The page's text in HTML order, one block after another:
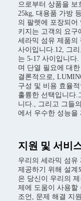
으로부터 상품을 보
25kg, 대용품 가방
의 팔렛에 포장되어
키지는 고객의 요구
세라믹 섬유 제품의
사이입니다.12, 그
는 5-17 사이입니다
며 단열 필요에 대
결론적으로,
구성 및 비용 효율
훌륭한 선택입니다.
니다., 그리고 그들
에서 우수한 성능을
지원 및 서비
우리의 세라믹 섬유
제공하기 위해 설계
은 당신이 우리의
제에 도움이 사용할
조언, 문제 해결 지